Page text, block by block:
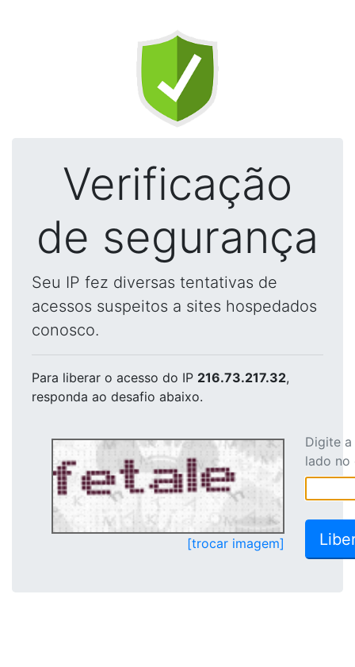
Verificação
de segurança
Seu IP fez diversas tentativas de
acessos suspeitos a sites hospedados
conosco.
Para liberar o acesso do IP 216.73.217.32,
responda ao desafio abaixo.
[trocar imagem]
Digite
lado no